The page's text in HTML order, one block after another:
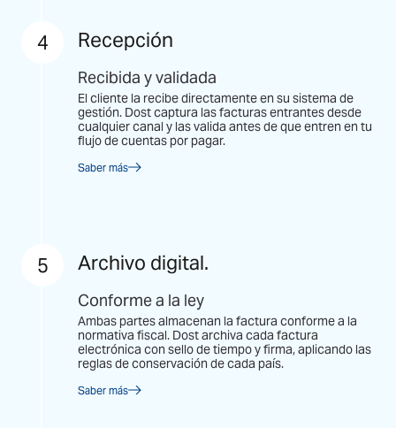
4 Recepción
Recibida y validada
El cliente la recibe directamente en su sistema de
gestión. Dost captura las facturas entrantes desde
cualquier canal y las valida antes de que entren en tu
flujo de cuentas por pagar.
Saber más
5 Archivo digital.
Conforme a la ley
Ambas partes almacenan la factura conforme a la
normativa fiscal. Dost archiva cada factura
electrónica con sello de tiempo y firma, aplicando las
reglas de conservación de cada país.
Saber más